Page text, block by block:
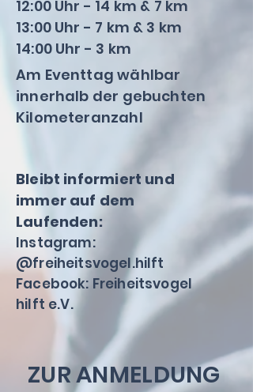
12:00 Uhr - 14 km & 7 km
13:00 Uhr - 7 km & 3 km
14:00 Uhr - 3 km
Am Eventtag wählbar
innerhalb der gebuchten
Kilometeranzahl
Bleibt informiert und
immer auf dem
Laufenden:
Instagram:
@freiheitsvogel.hilft
Facebook: Freiheitsvogel
hilft e.V.
ZUR ANMELDUNG